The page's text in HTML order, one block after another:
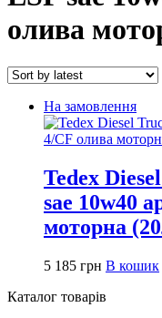
олива
На замовлення
Tedex
sae 10w40
моторна
5 185 грн В кошик
Каталог товарів